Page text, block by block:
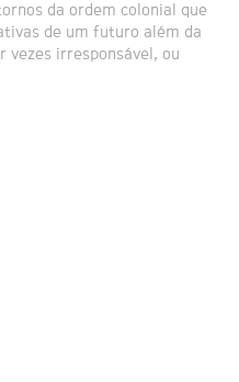
da ordem colonial que
de um futuro além da
vezes irresponsável, ou